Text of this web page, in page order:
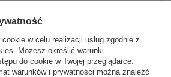
zwrócić produkt
wymienić towar
Kontakt
w celu realizacji usług zgodnie z
. Możesz określić warunki
do cookie w Twojej przeglądarce.
warunków i prywatności można znaleźć